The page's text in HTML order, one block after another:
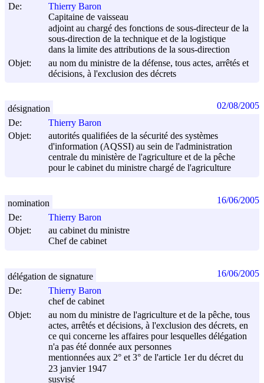
De:
Thierry Baron
Capitaine de vaisseau
adjoint au chargé des fonctions de sous-directeur de la
sous-direction de la technique et de la logistique
dans la limite des attributions de la sous-direction
Objet:
au nom du ministre de la défense, tous actes, arrêtés et
décisions, à l'exclusion des décrets
De:
Thierry Baron
Objet:
autorités qualifiées de la sécurité des systèmes
d'information (AQSSI) au sein de l'administration
centrale du ministère de l'agriculture et de la pêche
pour le cabinet du ministre chargé de l'agriculture
désignation 02/08/2005
De:
Thierry Baron
Objet:
au cabinet du ministre
Chef de cabinet
nomination 16/06/2005
De:
Thierry Baron
chef de cabinet
Objet:
au nom du ministre de l'agriculture et de la pêche, tous
actes, arrêtés et décisions, à l'exclusion des décrets, en
ce qui concerne les affaires pour lesquelles délégation
n'a pas été donnée aux personnes
mentionnées aux 2° et 3° de l'article 1er du décret du
23 janvier 1947
susvisé
délégation de signature 16/06/2005